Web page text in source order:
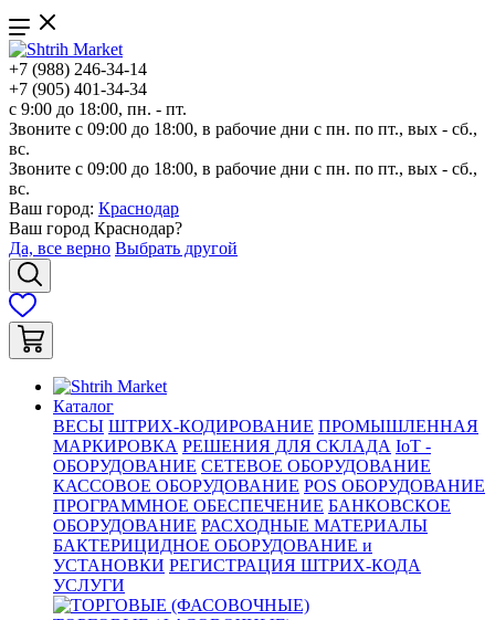
+7 (988) 246-34-14
+7 (905) 401-34-34
с 9:00 до 18:00, пн. - пт.
Звоните с 09:00 до 18:00, в рабочие дни с пн. по пт., вых - сб.,
вс.
Звоните с 09:00 до 18:00, в рабочие дни с пн. по пт., вых - сб.,
вс.
Ваш город: Краснодар
Ваш город Краснодар?
Да, все верно Выбрать другой
Каталог
ВЕСЫ ШТРИХ-КОДИРОВАНИЕ ПРОМЫШЛЕННАЯ
МАРКИРОВКА РЕШЕНИЯ ДЛЯ СКЛАДА IoT -
ОБОРУДОВАНИЕ СЕТЕВОЕ ОБОРУДОВАНИЕ
КАССОВОЕ ОБОРУДОВАНИЕ POS ОБОРУДОВАНИЕ
ПРОГРАММНОЕ ОБЕСПЕЧЕНИЕ БАНКОВСКОЕ
ОБОРУДОВАНИЕ РАСХОДНЫЕ МАТЕРИАЛЫ
БАКТЕРИЦИДНОЕ ОБОРУДОВАНИЕ и
УСТАНОВКИ РЕГИСТРАЦИЯ ШТРИХ-КОДА
УСЛУГИ